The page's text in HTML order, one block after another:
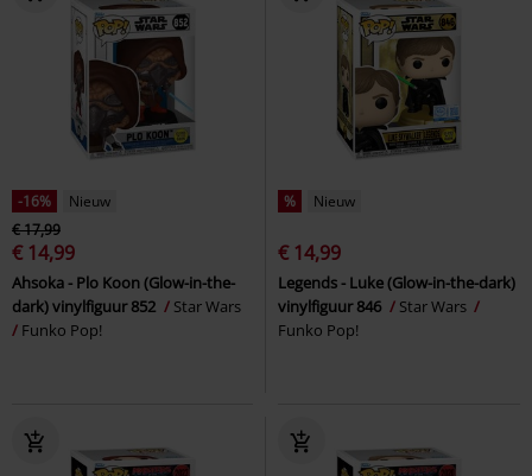
-16%
Nieuw
€ 17,99
€ 14,99
Ahsoka - Plo Koon (Glow-in-the-
dark) vinylfiguur 852
Star Wars
Funko Pop!
% Nieuw
€ 14,99
Legends - Luke (Glow-in-the-dark)
vinylfiguur 846
Star Wars
Funko Pop!